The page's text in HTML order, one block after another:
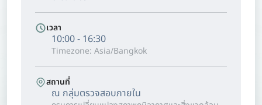
เวลา
10:00 - 16:30
Timezone: Asia/Bangkok
สถานที่
ณ กลุ่มตรวจสอบภายใน